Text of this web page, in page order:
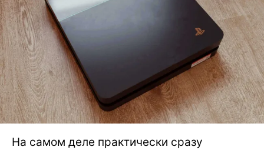
На самом деле практически сразу